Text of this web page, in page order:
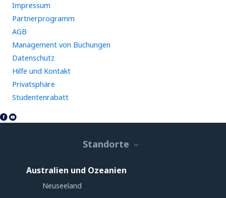
Impressum
Partnerprogramm
AGB
Management von Buchungen
Datenschutz
Hilfe und Kontakt
Privatsphäre
Studentenrabatt
Standorte
Australien und Ozeanien
Neuseeland